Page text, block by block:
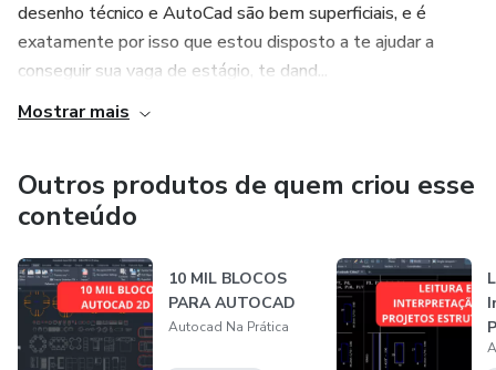
desenho técnico e AutoCad são bem superficiais, e é
exatamente por isso que estou disposto a te ajudar a
conseguir sua vaga de estágio, te dand...
Mostrar mais
Outros produtos de quem criou esse
conteúdo
10 MIL BLOCOS
PARA AUTOCAD
Autocad Na Prática